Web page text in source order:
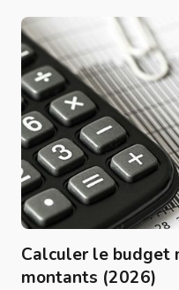
Calculer le budget
montants (2026)